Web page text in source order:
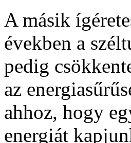
A másik
években a
pedig
az
ahhoz, hogy
energiát